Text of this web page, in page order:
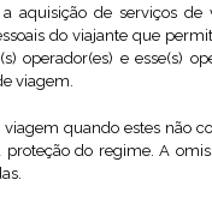
aquisição de serviços de
do viajante que
operador(es) e esse(s)
viagem.
quando estes não
do regime. A